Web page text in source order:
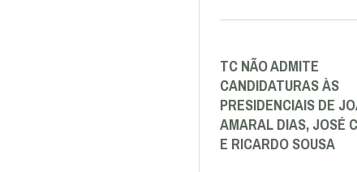
TC NÃO ADMITE
CANDIDATURAS ÀS
PRESIDENCIAIS DE
AMARAL DIAS, JOSÉ
E RICARDO SOUSA